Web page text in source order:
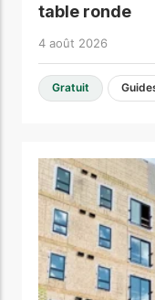
table ronde
4 août 2026
Gratuit